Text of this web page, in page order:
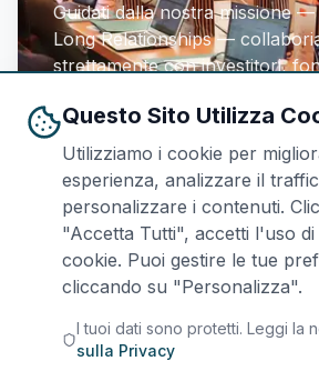
Guidati dalla nostra missione
Long Relationships —
strettamente con investitori,
dei loro asset e strategie. Ci
dei nostri clienti — sempre.
Questo Sito Utilizza
Utilizziamo i cookie per
esperienza, analizzare il
personalizzare i contenuti.
"Accetta Tutti", accetti l'uso
cookie. Puoi gestire le tue
cliccando su "Personalizza".
I tuoi dati sono protetti. Leggi la
sulla Privacy